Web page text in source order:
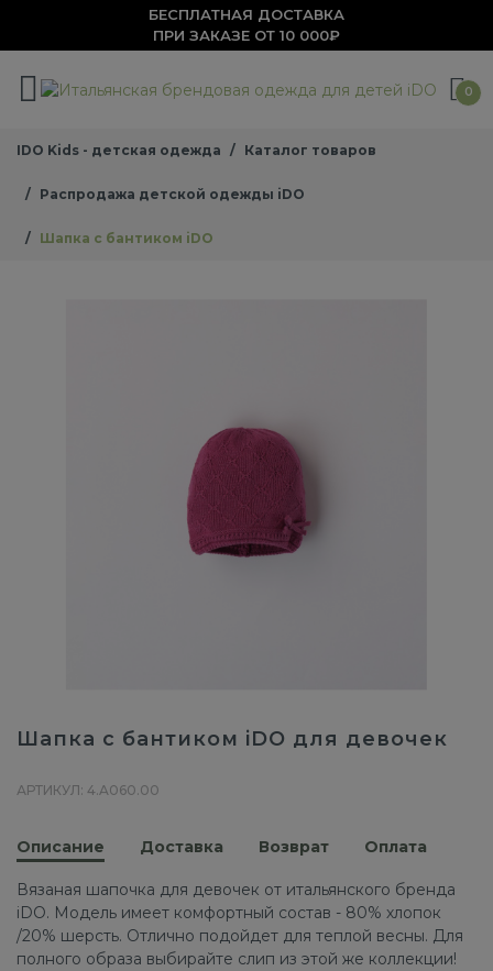
БЕСПЛАТНАЯ ДОСТАВКА
ПРИ ЗАКАЗЕ ОТ 10 000₽
0
IDO Kids - детская одежда Каталог товаров
Распродажа детской одежды iDO
Шапка с бантиком iDO
Шапка с бантиком iDO для девочек
АРТИКУЛ: 4.A060.00
Описание Доставка Возврат Оплата
Вязаная шапочка для девочек от итальянского бренда
iDO. Модель имеет комфортный состав - 80% хлопок
/20% шерсть. Отлично подойдет для теплой весны. Для
полного образа выбирайте слип из этой же коллекции!